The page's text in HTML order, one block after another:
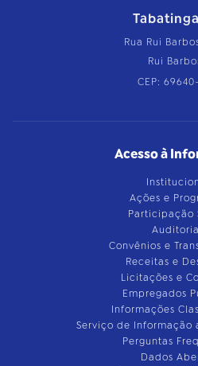
Rua Rui
Rui
CEP:
Acesso à
Ações e
Participação
Convênios e
Receitas e
Licitações e
Empregados
Informações
Serviço de Informação
Perguntas
Dados